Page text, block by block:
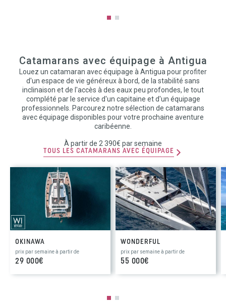
Catamarans avec équipage à Antigua
Louez un catamaran avec équipage à Antigua pour profiter
d'un espace de vie généreux à bord, de la stabilité sans
inclinaison et de l'accès à des eaux peu profondes, le tout
complété par le service d'un capitaine et d'un équipage
professionnels. Parcourez notre sélection de catamarans
avec équipage disponibles pour votre prochaine aventure
caribéenne.
À partir de 2 390€ par semaine
TOUS LES CATAMARANS AVEC ÉQUIPAGE
OKINAWA
prix par semaine à partir de
29 000€
WONDERFUL
prix par semaine à partir de
55 000€